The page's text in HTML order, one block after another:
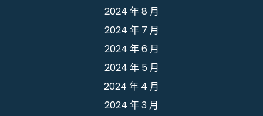
2024 年 8 月
2024 年 7 月
2024 年 6 月
2024 年 5 月
2024 年 4 月
2024 年 3 月